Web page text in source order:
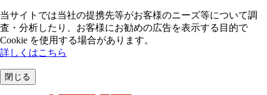
当サイトでは当社の提携先等がお客様のニーズ等について調
査・分析したり、お客様にお勧めの広告を表⽰する⽬的で
Cookie を使⽤する場合があります。
詳しくはこちら
閉じる